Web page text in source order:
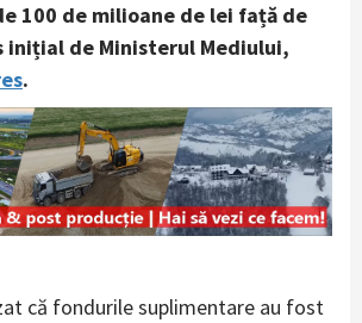
100 de milioane de lei față de
inițial de Ministerul Mediului,
.
că fondurile suplimentare au fost